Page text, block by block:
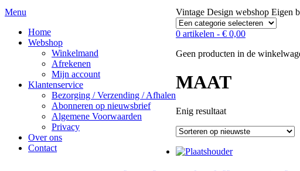
Menu
Home
Webshop
Winkelmand
Afrekenen
Mijn account
Klantenservice
Bezorging / Verzending / Afhalen
Abonneren op nieuwsbrief
Algemene Voorwaarden
Privacy
Over ons
Contact
Vintage Design webshop Eigen
0 artikelen - € 0,00
Geen producten in de
MAAT
Enig resultaat